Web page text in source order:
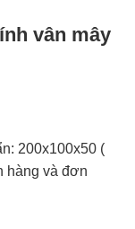
vân mây
200x100x50 (
hàng và đơn